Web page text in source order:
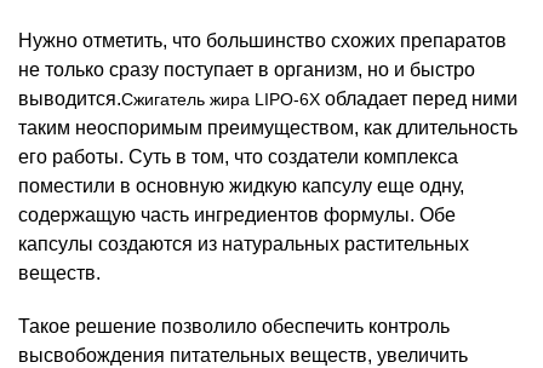
Нужно отметить, что большинство схожих препаратов
не только сразу поступает в организм, но и быстро
выводится.Сжигатель жира LIPO-6X обладает перед ними
таким неоспоримым преимуществом, как длительность
его работы. Суть в том, что создатели комплекса
поместили в основную жидкую капсулу еще одну,
содержащую часть ингредиентов формулы. Обе
капсулы создаются из натуральных растительных
веществ.
Такое решение позволило обеспечить контроль
высвобождения питательных веществ, увеличить